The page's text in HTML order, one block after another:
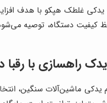
یدکی غلطک هپکو با هدف
کیفیت دستگاه، توصیه
راهسازی با
یدکی ماشین‌آلات سنگین،